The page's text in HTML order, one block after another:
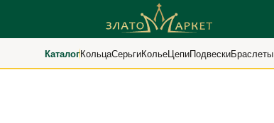
КаталогКольцаСерьгиКольеЦепиПодвескиБраслеты